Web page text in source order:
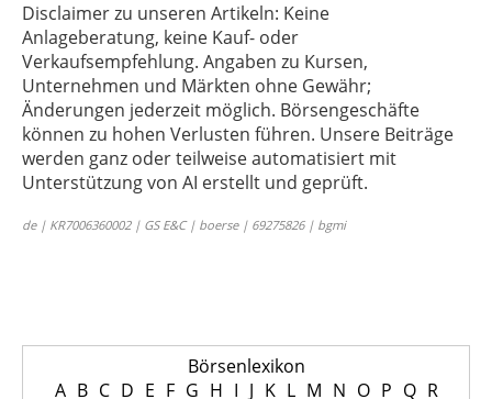
Disclaimer zu unseren Artikeln: Keine
Anlageberatung, keine Kauf- oder
Verkaufsempfehlung. Angaben zu Kursen,
Unternehmen und Märkten ohne Gewähr;
Änderungen jederzeit möglich. Börsengeschäfte
können zu hohen Verlusten führen. Unsere Beiträge
werden ganz oder teilweise automatisiert mit
Unterstützung von AI erstellt und geprüft.
de | KR7006360002 | GS E&C | boerse | 69275826 | bgmi
Börsenlexikon
A B C D E F G H I J K L M N O P Q R